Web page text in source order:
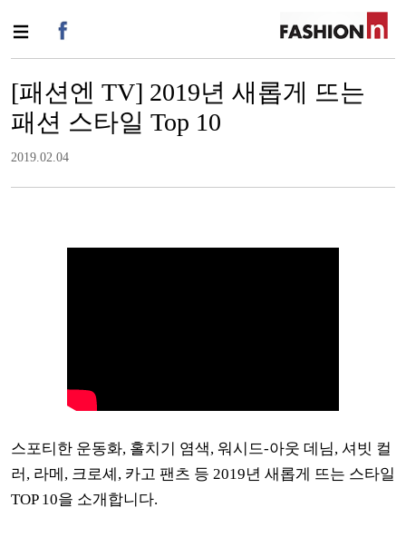
[패션엔 TV] 2019년 새롭게 뜨는
패션 스타일 Top 10
2019.02.04
스포티한 운동화, 홀치기 염색, 워시드-아웃 데님, 셔빗 컬
러, 라메, 크로셰, 카고 팬츠 등 2019년 새롭게 뜨는 스타일
TOP 10을 소개합니다.